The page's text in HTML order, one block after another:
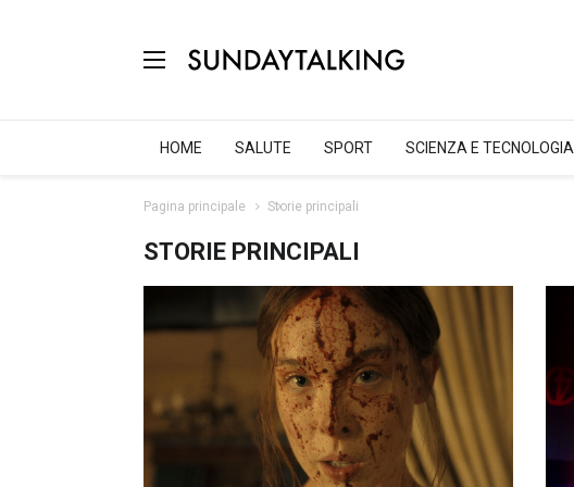
HOME SALUTE SPORT SCIENZA E TECNOLOGIA
Pagina principale Storie principali
STORIE PRINCIPALI